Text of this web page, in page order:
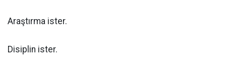
Araştırma ister.
Disiplin ister.